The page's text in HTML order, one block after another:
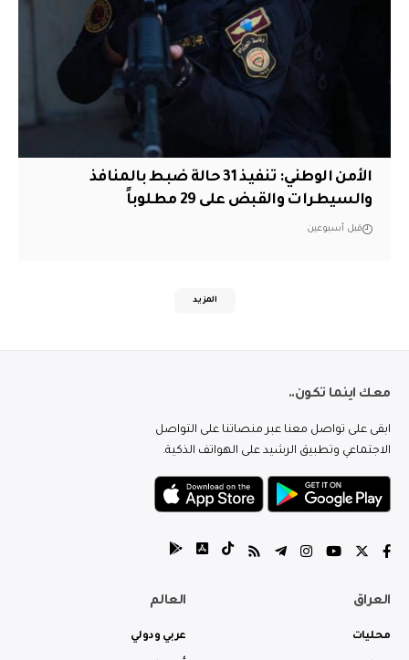
الأمن الوطني: تنفيذ 31 حالة ضبط بالمنافذ
والسيطرات والقبض على 29 مطلوباً
قبل أسبوعين
المزيد
معك اينما تكون..
ابقى على تواصل معنا عبر منصاتنا على التواصل
الاجتماعي وتطبيق الرشيد على الهواتف الذكية.
العراق
محليات
العالم
عربي ودولي